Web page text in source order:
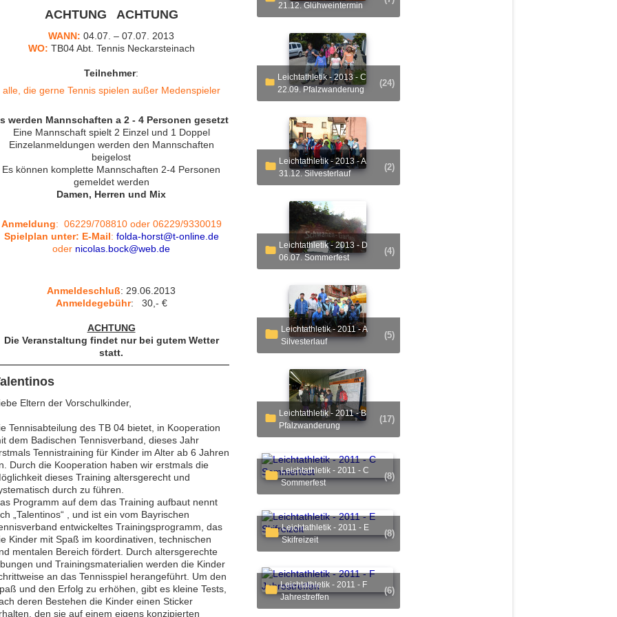
ACHTUNG ACHTUNG
WANN: 04.07. – 07.07. 2013
WO: TB04 Abt. Tennis Neckarsteinach
Teilnehmer:
alle, die gerne Tennis spielen außer Medenspieler
werden Mannschaften a 2 - 4 Personen gesetzt
Eine Mannschaft spielt 2 Einzel und 1 Doppel
Einzelanmeldungen werden den Mannschaften
beigelost
Es können komplette Mannschaften 2-4 Personen
gemeldet werden
Damen, Herren und Mix
Anmeldung: 06229/708810 oder 06229/9330019
Spielplan unter: E-Mail: folda-horst@t-online.de
oder nicolas.bock@web.de
Anmeldeschluß: 29.06.2013
Anmeldegebühr: 30,- €
ACHTUNG
Die Veranstaltung findet nur bei gutem Wetter
statt.
Eltern der Vorschulkinder,
Tennisabteilung des TB 04 bietet, in Kooperation
dem Badischen Tennisverband, dieses Jahr
Tennistraining für Kinder im Alter ab 6 Jahren
Durch die Kooperation haben wir erstmals die
dieses Training altersgerecht und
durch zu führen.
Programm auf dem das Training aufbaut nennt
„Talentinos“ , und ist ein vom Bayrischen
entwickeltes Trainingsprogramm, das
Kinder mit Spaß im koordinativen, technischen
mentalen Bereich fördert. Durch altersgerechte
und Trainingsmaterialien werden die Kinder
an das Tennisspiel herangeführt. Um den
und den Erfolg zu erhöhen, gibt es kleine Tests,
deren Bestehen die Kinder einen Sticker
den sie auf einem eigens konzipierten
21.12. Glühweintermin
Leichtathletik - 2013 - C
22.09. Pfalzwanderung
(24)
Leichtathletik - 2013 - A
31.12. Silvesterlauf
(2)
Leichtathletik - 2013 - D
06.07. Sommerfest
(4)
Leichtathletik - 2011 - A
Silvesterlauf
(5)
Leichtathletik - 2011 - B
Pfalzwanderung
(17)
Leichtathletik - 2011 - C
Sommerfest
(8)
Leichtathletik - 2011 - E
Skifreizeit
(8)
Leichtathletik - 2011 - F
Jahrestreffen
(6)